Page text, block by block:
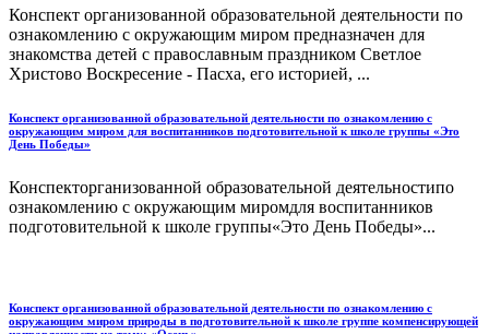
Конспект организованной образовательной деятельности по
ознакомлению с окружающим миром предназначен для
знакомства детей с православным праздником Светлое
Христово Воскресение - Пасха, его историей, ...
Конспект организованной образовательной деятельности по ознакомлению с
окружающим миром для воспитанников подготовительной к школе группы «Это
День Победы»
Конспекторганизованной образовательной деятельностипо
ознакомлению с окружающим миромдля воспитанников
подготовительной к школе группы«Это День Победы»...
Конспект организованной образовательной деятельности по ознакомлению с
окружающим миром природы в подготовительной к школе группе компенсирующей